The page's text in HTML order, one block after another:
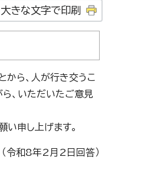
大きな文字で印刷
ら、人が行き交うこ
、いただいたご意見
申し上げます。
（令和8年2月2日回答）